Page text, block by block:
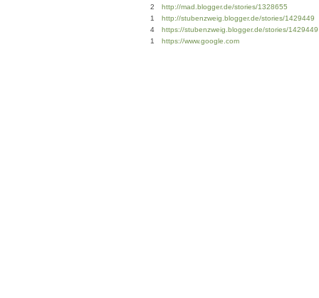
2
http://mad.blogger.de/stories/1328655
1
http://stubenzweig.blogger.de/stories/1429449
4
https://stubenzweig.blogger.de/stories/1429449
1
https://www.google.com